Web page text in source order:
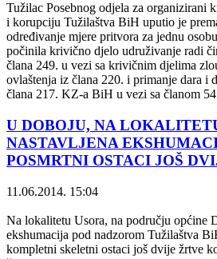
Tužilac Posebnog odjela za organizirani
i korupciju Tužilaštva BiH uputio je
određivanje mjere pritvora za jednu
počinila krivično djelo udruživanje radi
člana 249. u vezi sa krivičnim djelima
ovlaštenja iz člana 220. i primanje dara i
člana 217. KZ-a BiH u vezi sa članom
U DOBOJU, NA
NASTAVLJENA
POSMRTNI OSTACI JOŠ
11.06.2014. 15:04
Na lokalitetu Usora, na području općine
ekshumacija pod nadzorom Tužilaštva
kompletni skeletni ostaci još dvije žrtve